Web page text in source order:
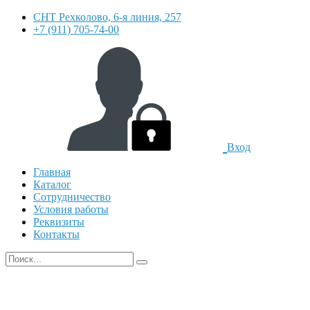
СНТ Рехколово, 6-я линия, 257
+7 (911) 705-74-00
Вход
Главная
Каталог
Сотрудничество
Условия работы
Реквизиты
Контакты